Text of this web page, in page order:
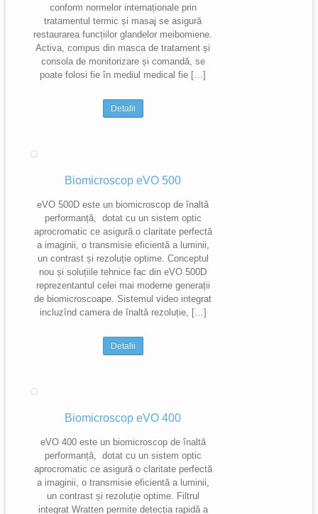
conform normelor internaționale prin
tratamentul termic și masaj se asigură
restaurarea funcțiilor glandelor meibomiene.
Activa, compus din masca de tratament și
consola de monitorizare și comandă, se
poate folosi fie în mediul medical fie […]
Detalii
Biomicroscop eVO 500
eVO 500D este un biomicroscop de înaltă
performanță, dotat cu un sistem optic
aprocromatic ce asigură o claritate perfectă
a imaginii, o transmisie eficientă a luminii,
un contrast și rezoluție optime. Conceptul
nou și soluțiile tehnice fac din eVO 500D
reprezentantul celei mai moderne generații
de biomicroscoape. Sistemul video integrat
incluzînd camera de înaltă rezoluție, […]
Detalii
Biomicroscop eVO 400
eVO 400 este un biomicroscop de înaltă
performanță, dotat cu un sistem optic
aprocromatic ce asigură o claritate perfectă
a imaginii, o transmisie eficientă a luminii,
un contrast și rezoluție optime. Filtrul
integrat Wratten permite detecția rapidă a